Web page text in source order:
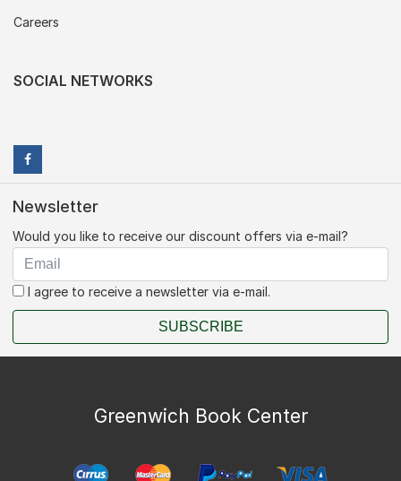
Careers
SOCIAL NETWORKS
Newsletter
Would you like to receive our discount offers via e-mail?
I agree to receive a newsletter via e-mail.
SUBSCRIBE
Greenwich Book Center